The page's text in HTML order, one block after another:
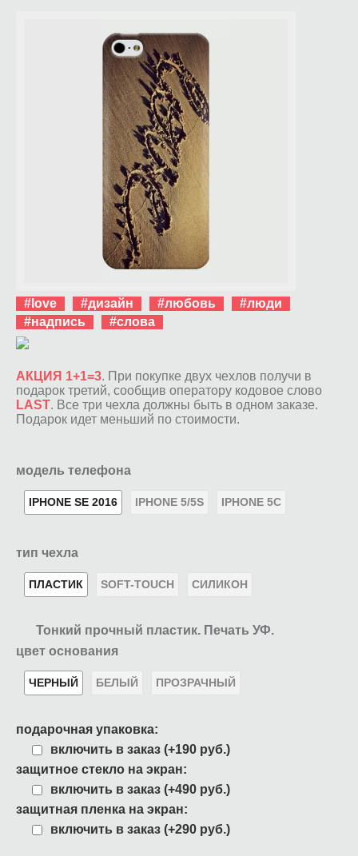
#love #дизайн #любовь
#люди
#надпись
#слова
АКЦИЯ 1+1=3. При покупке двух чехлов получи в
подарок третий, сообщив оператору кодовое слово
LAST. Все три чехла должны быть в одном заказе.
Подарок идет меньший по стоимости.
модель телефона
IPHONE SE 2016 IPHONE 5/5S IPHONE 5C
тип чехла
ПЛАСТИК SOFT-TOUCH СИЛИКОН
Тонкий прочный пластик. Печать УФ.
цвет основания
ЧЕРНЫЙ БЕЛЫЙ ПРОЗРАЧНЫЙ
подарочная упаковка:
включить в заказ (+190 руб.)
защитное стекло на экран:
включить в заказ (+490 руб.)
защитная пленка на экран:
включить в заказ (+290 руб.)